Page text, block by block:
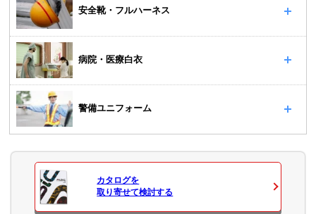
安全靴・フルハーネス
病院・医療白衣
警備ユニフォーム
カタログを
取り寄せて検討する